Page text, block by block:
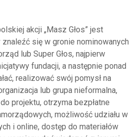
akcji „Masz Głos” jest
znaleźć się w gronie nominowanych
lub Super Głos, najpierw
fundacji, a następnie ponad
realizować swój pomysł na
lub grupa nieformalna,
projektu, otrzyma bezpłatne
możliwość udziału w
i online, dostęp do materiałów